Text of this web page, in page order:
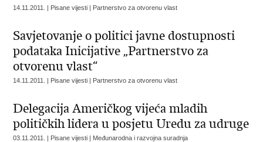
14.11.2011. | Pisane vijesti | Partnerstvo za otvorenu vlast
Savjetovanje o politici javne dostupnosti
podataka Inicijative „Partnerstvo za
otvorenu vlast“
14.11.2011. | Pisane vijesti | Partnerstvo za otvorenu vlast
Delegacija Američkog vijeća mladih
političkih lidera u posjetu Uredu za udruge
03.11.2011. | Pisane vijesti | Međunarodna i razvojna suradnja